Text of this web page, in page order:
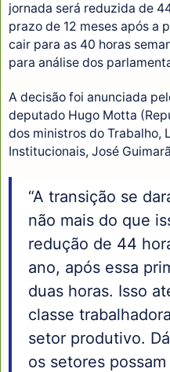
jornada será reduzida de
prazo de 12 meses após a
cair para as 40 horas
para análise dos
A decisão foi anunciada
deputado Hugo Motta
dos ministros do Trabalho,
Institucionais, José
“A transição se
não mais do que
redução de 44
ano, após essa
duas horas. Isso
classe
setor produtivo.
os setores possam